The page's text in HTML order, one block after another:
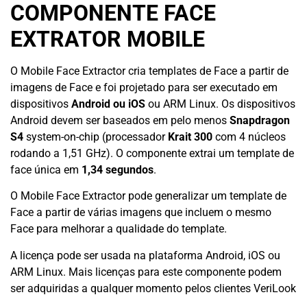
COMPONENTE FACE
EXTRATOR MOBILE
O Mobile Face Extractor cria templates de Face a partir de
imagens de Face e foi projetado para ser executado em
dispositivos Android ou iOS ou ARM Linux. Os dispositivos
Android devem ser baseados em pelo menos Snapdragon
S4 system-on-chip (processador Krait 300 com 4 núcleos
rodando a 1,51 GHz). O componente extrai um template de
face única em 1,34 segundos.
O Mobile Face Extractor pode generalizar um template de
Face a partir de várias imagens que incluem o mesmo
Face para melhorar a qualidade do template.
A licença pode ser usada na plataforma Android, iOS ou
ARM Linux. Mais licenças para este componente podem
ser adquiridas a qualquer momento pelos clientes VeriLook